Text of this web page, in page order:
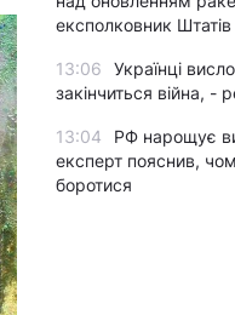
експолковник Штатів
13:06
Українці
закінчиться війна, -
13:04
РФ нарощує
експерт пояснив,
боротися